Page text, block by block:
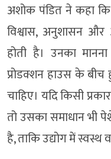
अशोक पंडित ने कहा कि
विश्वास, अनुशासन
होती है। उनका
प्रोडक्शन हाउस के बीच
चाहिए। यदि किसी
तो उसका समाधान भी
है, ताकि उद्योग में स्वस्थ